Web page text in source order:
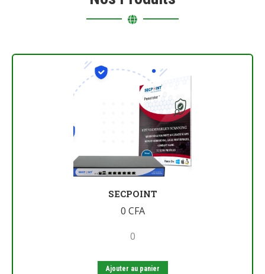
SECPOINT
0 CFA
0
Ajouter au panier